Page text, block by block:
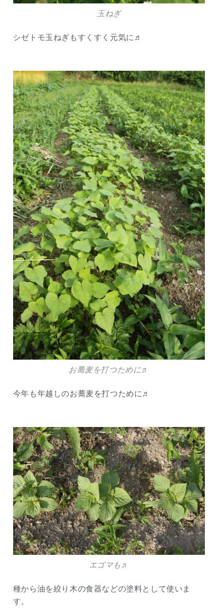
玉ねぎ
シゼトモ玉ねぎもすくすく元気に♬
お蕎麦を打つために♬
今年も年越しのお蕎麦を打つために♬
エゴマも♬
種から油を絞り木の食器などの塗料として使いま
す。